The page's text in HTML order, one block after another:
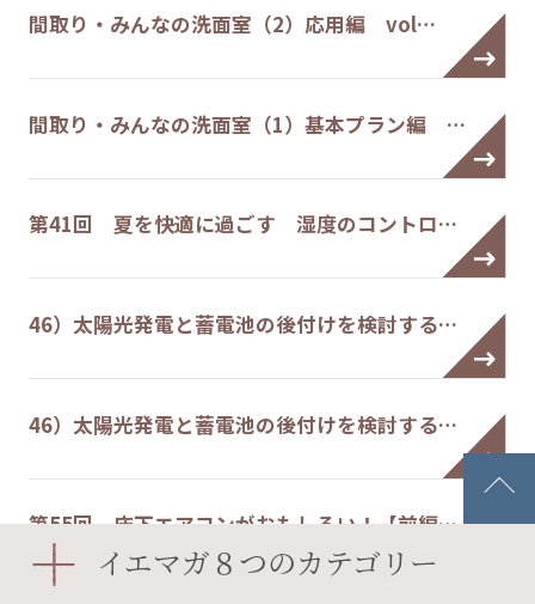
間取り・みんなの洗面室（2）応用編 vol…
間取り・みんなの洗面室（1）基本プラン編 …
第41回 夏を快適に過ごす 湿度のコントロ…
46）太陽光発電と蓄電池の後付けを検討する…
46）太陽光発電と蓄電池の後付けを検討する…
第55回 床下エアコンがおもしろい！【前編…
イエマガ８つのカテゴリー